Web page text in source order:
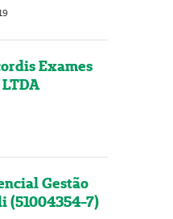
Exames
Gestão
(51004354-7)